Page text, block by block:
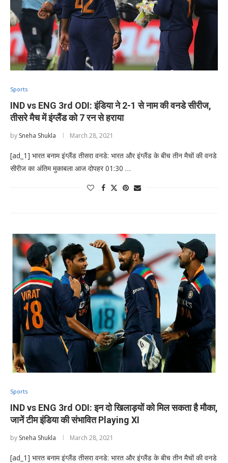
Sports
IND vs ENG 3rd ODI: इंडिया ने 2-1 से नाम की वनडे सीरीज,
तीसरे मैच में इंग्लैंड को 7 रन से हराया
by Sneha Shukla March 28, 2021
[ad_1] भारत बनाम इंग्लैंड तीसरा वनडे: भारत और इंग्लैंड के बीच तीन मैचों की वनडे
सीरीज का अंतिम मुकाबला आज दोपहर 01:30 …
Sports
IND vs ENG 3rd ODI: इन दो खिलाड़यों को मिल सकता है मौका,
जानें टीम इंडिया की संभावित Playing XI
by Sneha Shukla March 28, 2021
[ad_1] भारत बनाम इंग्लैंड तीसरा वनडे: भारत और इंग्लैंड के बीच तीन मैचों की वनडे